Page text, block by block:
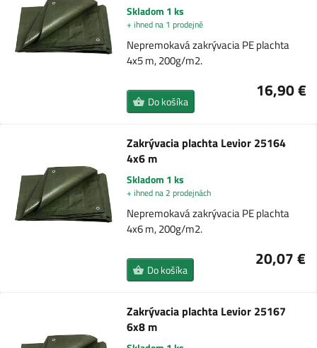
Skladom 1 ks
+ ihned na 1 prodejně
Nepremokavá zakrývacia PE plachta
4x5 m, 200g/m2.
16,90 €
Do košíka
Zakrývacia plachta Levior 25164
4x6 m
Skladom 1 ks
+ ihned na 2 prodejnách
Nepremokavá zakrývacia PE plachta
4x6 m, 200g/m2.
20,07 €
Do košíka
Zakrývacia plachta Levior 25167
6x8 m